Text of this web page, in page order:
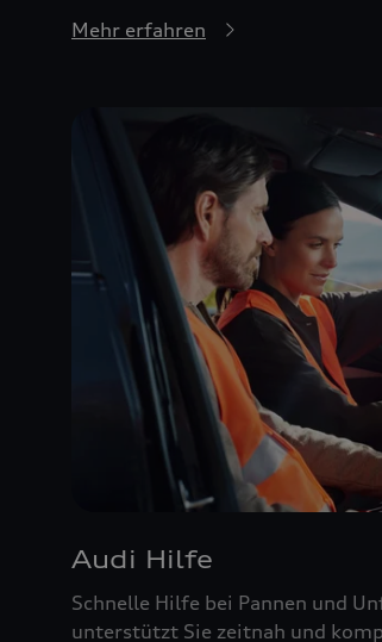
Mehr erfahren
Audi Hilfe
Schnelle Hilfe bei Pannen und
unterstützt Sie zeitnah und